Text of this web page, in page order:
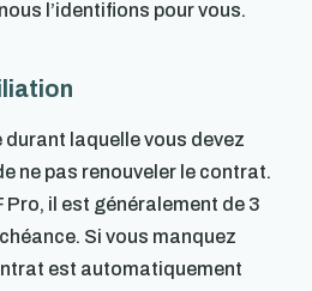
l’identifions pour vous.
durant laquelle vous devez
ne pas renouveler le contrat.
il est généralement de 3
Si vous manquez
est automatiquement